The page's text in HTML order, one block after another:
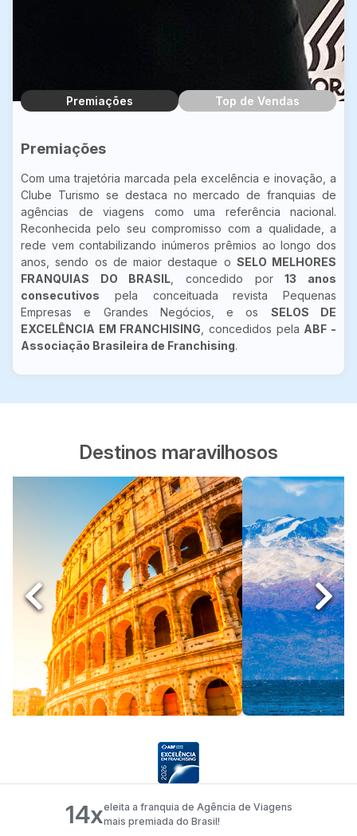
Premiações Top de Vendas
Premiações
Com uma trajetória marcada pela excelência e inovação, a
Clube Turismo se destaca no mercado de franquias de
agências de viagens como uma referência nacional.
Reconhecida pelo seu compromisso com a qualidade, a
rede vem contabilizando inúmeros prêmios ao longo dos
anos, sendo os de maior destaque o SELO MELHORES
FRANQUIAS DO BRASIL , concedido por13 anos
consecutivos pela conceituada revista Pequenas
Empresas e Grandes Negócios, e os SELOS DE
EXCELÊNCIA EM FRANCHISING , concedidos pela ABF -
Associação Brasileira de Franchising.
Destinos maravilhosos
14xeleita a franquia de Agência de Viagens
mais premiada do Brasil!